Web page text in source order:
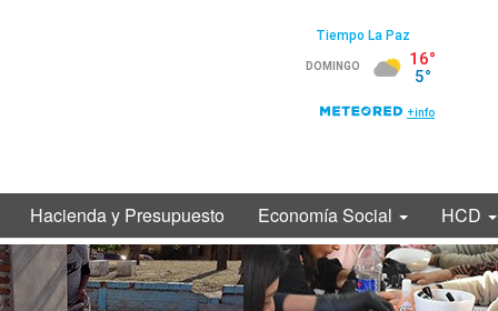
Hacienda y Presupuesto Economía Social HCD